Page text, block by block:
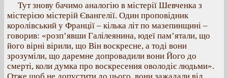
Тут знову бачимо аналогію в містерії Шевченка з
містерією містерій Євангелії. Один проповідник
королівський у Франції – кілька літ по мазепинщині –
говорив: «розп’явши Галілеянина, юдеї пам’ятали, що
його вірні вірили, що Він воскресне, а тоді вони
зрозуміли, що даремне допровадили вони Його до
смерті, коли думка про воскресения оволодіє людьми».